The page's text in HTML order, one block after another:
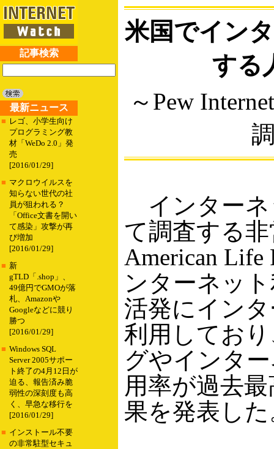
記事検索
最新ニュース
■ レゴ、小学生向け
プログラミング教
材「WeDo 2.0」発
売
[2016/01/29]
■ マクロウイルスを
知らない世代の社
員が狙われる？
「Office文書を開い
て感染」攻撃が再
び増加
[2016/01/29]
■ 新
gTLD「.shop」、
49億円でGMOが落
札、Amazonや
Googleなどに競り
勝つ
[2016/01/29]
■ Windows SQL
Server 2005サポー
ト終了の4月12日が
迫る、報告済み脆
弱性の深刻度も高
く、早急な移行を
[2016/01/29]
■ インストール不要
の非常駐型セキュ
米国でイン
する
～Pew
インターネ
て調査する非
American Life
ンターネッ
活発にイン
利用してお
グやインタ
用率が過去
果を発表し